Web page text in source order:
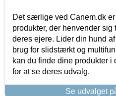
Det særlige ved Canem.dk
produkter, der henvender
deres ejere. Lider din hund
brug for slidstærkt og
kan du finde dine produkter i
for at se deres udvalg.
Se udvalget